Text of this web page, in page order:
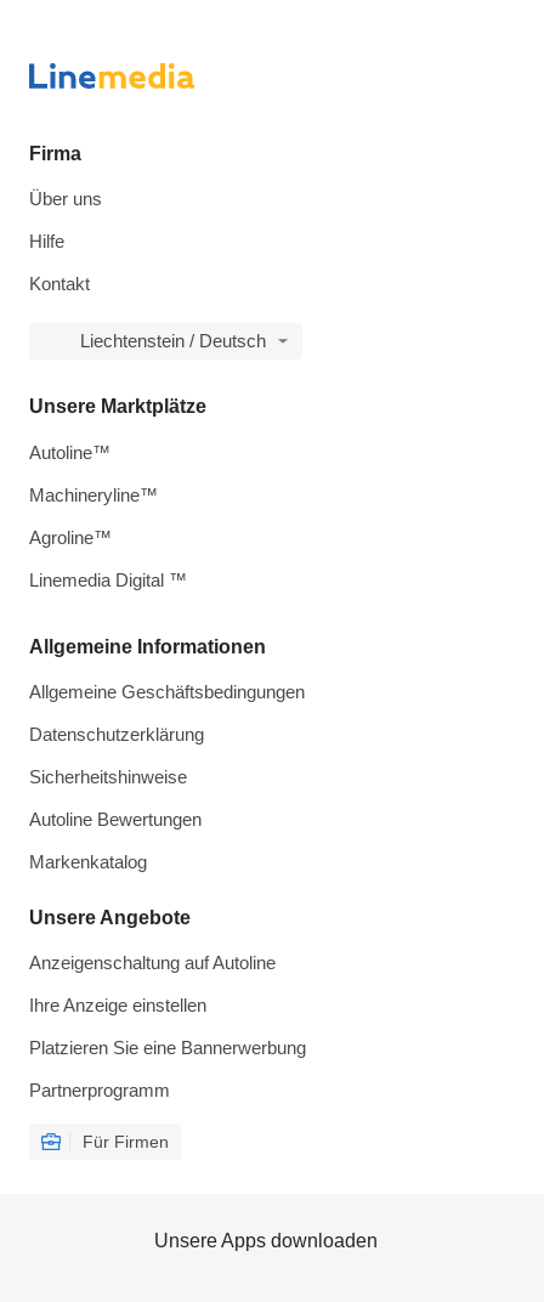
Firma
Über uns
Hilfe
Kontakt
Liechtenstein / Deutsch
Allgemeine Informationen
Allgemeine Geschäftsbedingungen
Datenschutzerklärung
Sicherheitshinweise
Autoline Bewertungen
Markenkatalog
Unsere Angebote
Anzeigenschaltung auf Autoline
Ihre Anzeige einstellen
Platzieren Sie eine Bannerwerbung
Partnerprogramm
Für Firmen
Unsere Marktplätze
Autoline™
Machineryline™
Agroline™
Linemedia Digital ™
Unsere Apps downloaden